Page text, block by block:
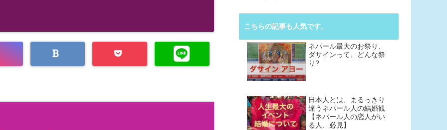
こちらの記事も人気です。
ネパール最大のお祭り、
ダサインって、どんな祭
り?
日本人とは、まるっきり
違うネパール人の結婚観
【ネパール人の恋人がい
る人、必見】